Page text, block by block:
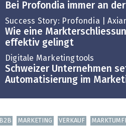
Bei Profondia immer an
Success Story: Profondia |
Wie eine
effektiv gelingt
Digitale Marketingtools
Schweizer Unternehmen
Automatisierung im
B2B MARKETING VERKAUF